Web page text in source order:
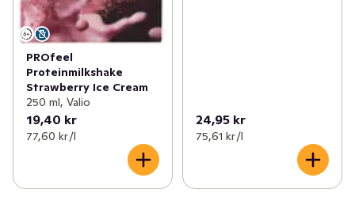
PROfeel
Proteinmilkshake
Strawberry Ice Cream
250 ml, Valio
19,40 kr
77,60 kr /l
24,95 kr
75,61 kr /l